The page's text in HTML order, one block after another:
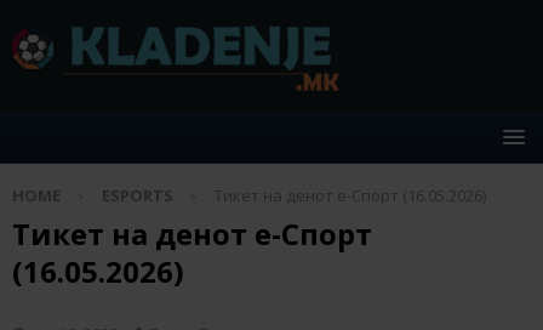
HOME ESPORTS Тикет на денот е-Спорт (16.05.2026)
Тикет на денот е-Спорт
(16.05.2026)